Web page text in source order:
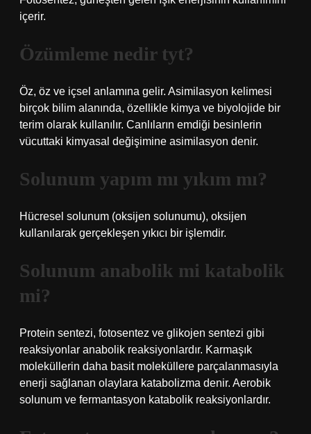
içerir.
Özümleme nedir tyt?
Öz, öz ve içsel anlamına gelir. Asimilasyon kelimesi
birçok bilim alanında, özellikle kimya ve biyolojide bir
terim olarak kullanılır. Canlıların emdiği besinlerin
vücuttaki kimyasal değişimine asimilasyon denir.
Solunum yapım mı yıkım mı?
Hücresel solunum (oksijen solunumu), oksijen
kullanılarak gerçekleşen yıkıcı bir işlemdir.
Solunum anabolik mi katabolik
mi?
Protein sentezi, fotosentez ve glikojen sentezi gibi
reaksiyonlar anabolik reaksiyonlardır. Karmaşık
moleküllerin daha basit moleküllere parçalanmasıyla
enerji sağlanan olaylara katabolizma denir. Aerobik
solunum ve fermantasyon katabolik reaksiyonlardır.